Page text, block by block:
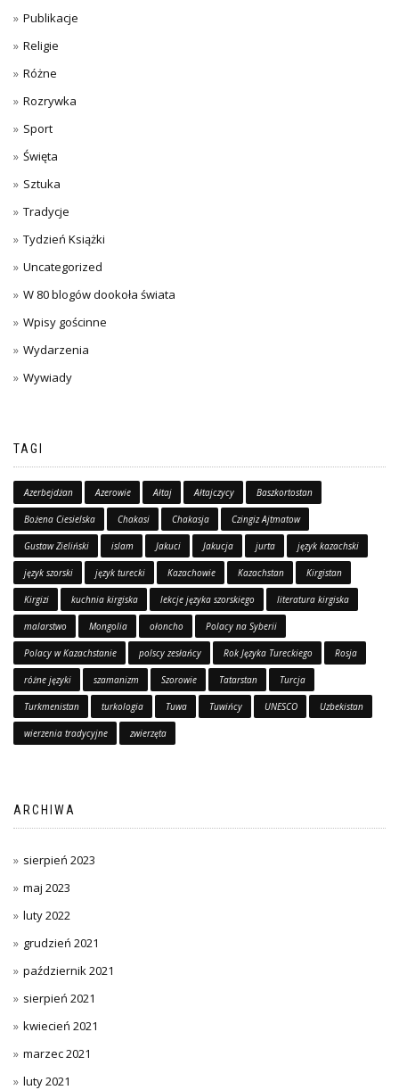
Publikacje
Religie
Różne
Rozrywka
Sport
Święta
Sztuka
Tradycje
Tydzień Książki
Uncategorized
W 80 blogów dookoła świata
Wpisy gościnne
Wydarzenia
Wywiady
TAGI
Azerbejdżan Azerowie Ałtaj Ałtajczycy Baszkortostan
Bożena Ciesielska Chakasi Chakasja Czingiz Ajtmatow
Gustaw Zieliński islam Jakuci Jakucja jurta język kazachski
język szorski język turecki Kazachowie Kazachstan Kirgistan
Kirgizi kuchnia kirgiska lekcje języka szorskiego literatura kirgiska
malarstwo Mongolia ołoncho Polacy na Syberii
Polacy w Kazachstanie polscy zesłańcy Rok Języka Tureckiego Rosja
różne języki szamanizm Szorowie Tatarstan Turcja
Turkmenistan turkologia Tuwa Tuwińcy UNESCO Uzbekistan
wierzenia tradycyjne zwierzęta
ARCHIWA
sierpień 2023
maj 2023
luty 2022
grudzień 2021
październik 2021
sierpień 2021
kwiecień 2021
marzec 2021
luty 2021